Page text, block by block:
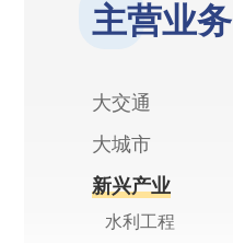
主营业务
大交通
大城市
新兴产业
水利工程